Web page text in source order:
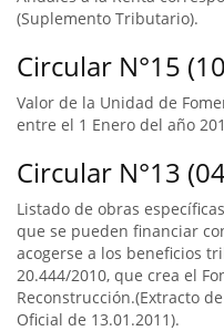
(Suplemento Tributario).
Circular N°15
Valor de la Unidad de
entre el 1 Enero del año
Circular N°13
Listado de obras
que se pueden financiar
acogerse a los beneficios
20.444/2010, que crea el
Reconstrucción.(Extracto
Oficial de 13.01.2011).